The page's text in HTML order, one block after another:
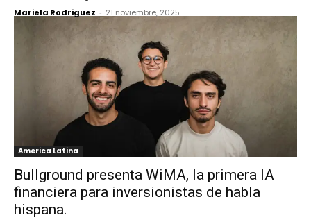
Mariela Rodriguez - 21 noviembre, 2025
America Latina
Bullground presenta WiMA, la primera IA
financiera para inversionistas de habla
hispana.